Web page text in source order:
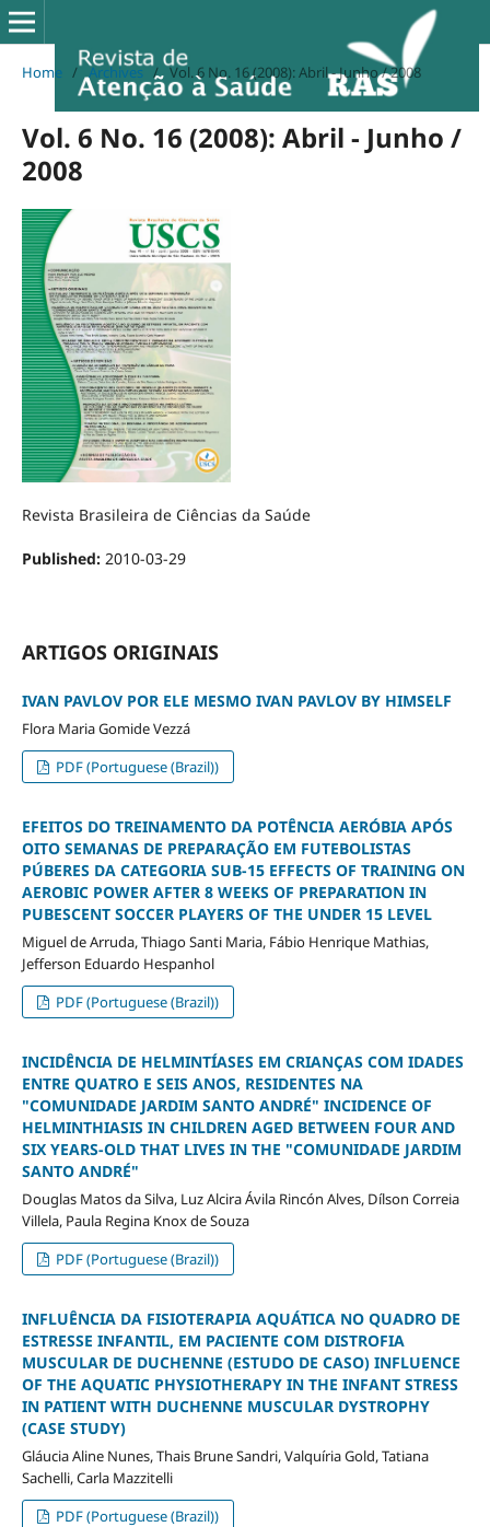
Home / Archives / Vol. 6 No. 16 (2008): Abril - Junho / 2008
Vol. 6 No. 16 (2008): Abril - Junho /
2008
Revista Brasileira de Ciências da Saúde
Published: 2010-03-29
ARTIGOS ORIGINAIS
IVAN PAVLOV POR ELE MESMO IVAN PAVLOV BY HIMSELF
Flora Maria Gomide Vezzá
PDF (Portuguese (Brazil))
EFEITOS DO TREINAMENTO DA POTÊNCIA AERÓBIA APÓS
OITO SEMANAS DE PREPARAÇÃO EM FUTEBOLISTAS
PÚBERES DA CATEGORIA SUB-15 EFFECTS OF TRAINING ON
AEROBIC POWER AFTER 8 WEEKS OF PREPARATION IN
PUBESCENT SOCCER PLAYERS OF THE UNDER 15 LEVEL
Miguel de Arruda, Thiago Santi Maria, Fábio Henrique Mathias,
Jefferson Eduardo Hespanhol
PDF (Portuguese (Brazil))
INCIDÊNCIA DE HELMINTÍASES EM CRIANÇAS COM IDADES
ENTRE QUATRO E SEIS ANOS, RESIDENTES NA
"COMUNIDADE JARDIM SANTO ANDRÉ" INCIDENCE OF
HELMINTHIASIS IN CHILDREN AGED BETWEEN FOUR AND
SIX YEARS-OLD THAT LIVES IN THE "COMUNIDADE JARDIM
SANTO ANDRÉ"
Douglas Matos da Silva, Luz Alcira Ávila Rincón Alves, Dílson Correia
Villela, Paula Regina Knox de Souza
PDF (Portuguese (Brazil))
INFLUÊNCIA DA FISIOTERAPIA AQUÁTICA NO QUADRO DE
ESTRESSE INFANTIL, EM PACIENTE COM DISTROFIA
MUSCULAR DE DUCHENNE (ESTUDO DE CASO) INFLUENCE
OF THE AQUATIC PHYSIOTHERAPY IN THE INFANT STRESS
IN PATIENT WITH DUCHENNE MUSCULAR DYSTROPHY
(CASE STUDY)
Gláucia Aline Nunes, Thais Brune Sandri, Valquíria Gold, Tatiana
Sachelli, Carla Mazzitelli
PDF (Portuguese (Brazil))